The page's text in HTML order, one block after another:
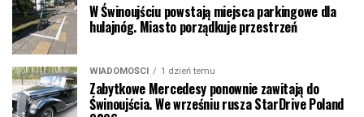
W Świnoujściu powstają miejsca parkingowe dla
hulajnóg. Miasto porządkuje przestrzeń
WIADOMOŚCI 1 dzień temu
Zabytkowe Mercedesy ponownie zawitają do
Świnoujścia. We wrześniu rusza StarDrive Poland